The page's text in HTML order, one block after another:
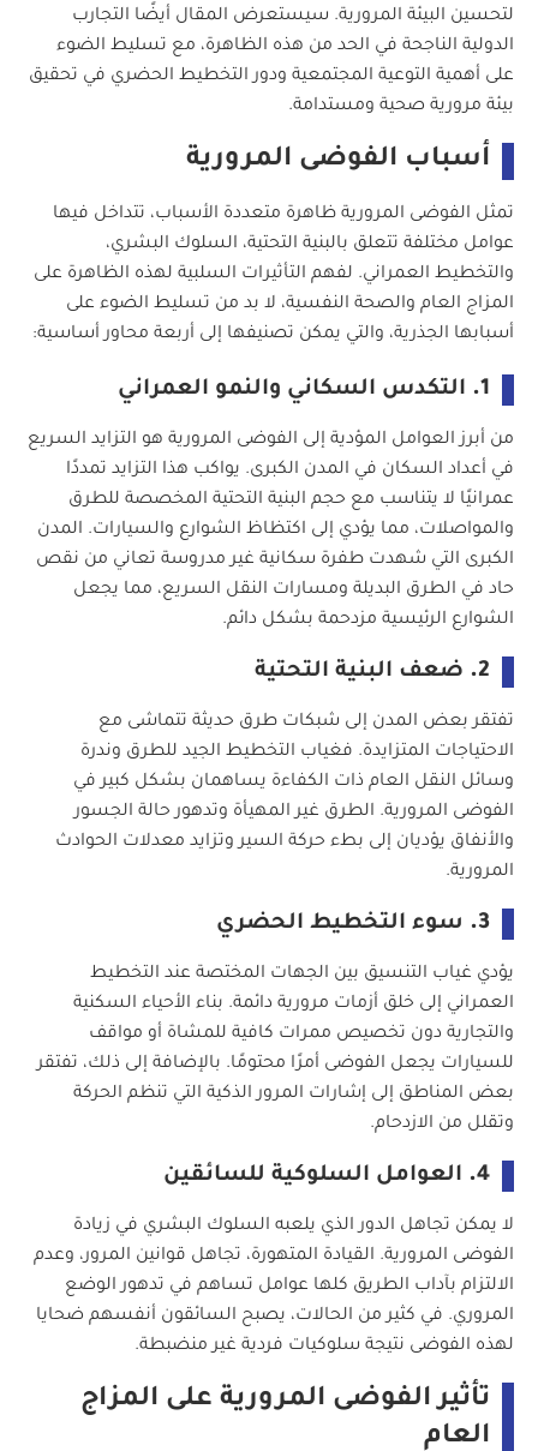
لتحسين البيئة المرورية. سيستعرض المقال أيضًا التجارب
الدولية الناجحة في الحد من هذه الظاهرة، مع تسليط الضوء
على أهمية التوعية المجتمعية ودور التخطيط الحضري في تحقيق
بيئة مرورية صحية ومستدامة.
أسباب الفوضى المرورية
تمثل الفوضى المرورية ظاهرة متعددة الأسباب، تتداخل فيها
عوامل مختلفة تتعلق بالبنية التحتية، السلوك البشري،
والتخطيط العمراني. لفهم التأثيرات السلبية لهذه الظاهرة على
المزاج العام والصحة النفسية، لا بد من تسليط الضوء على
أسبابها الجذرية، والتي يمكن تصنيفها إلى أربعة محاور أساسية:
1. التكدس السكاني والنمو العمراني
من أبرز العوامل المؤدية إلى الفوضى المرورية هو التزايد السريع
في أعداد السكان في المدن الكبرى. يواكب هذا التزايد تمددًا
عمرانيًا لا يتناسب مع حجم البنية التحتية المخصصة للطرق
والمواصلات، مما يؤدي إلى اكتظاظ الشوارع والسيارات. المدن
الكبرى التي شهدت طفرة سكانية غير مدروسة تعاني من نقص
حاد في الطرق البديلة ومسارات النقل السريع، مما يجعل
الشوارع الرئيسية مزدحمة بشكل دائم.
2. ضعف البنية التحتية
تفتقر بعض المدن إلى شبكات طرق حديثة تتماشى مع
الاحتياجات المتزايدة. فغياب التخطيط الجيد للطرق وندرة
وسائل النقل العام ذات الكفاءة يساهمان بشكل كبير في
الفوضى المرورية. الطرق غير المهيأة وتدهور حالة الجسور
والأنفاق يؤديان إلى بطء حركة السير وتزايد معدلات الحوادث
المرورية.
3. سوء التخطيط الحضري
يؤدي غياب التنسيق بين الجهات المختصة عند التخطيط
العمراني إلى خلق أزمات مرورية دائمة. بناء الأحياء السكنية
والتجارية دون تخصيص ممرات كافية للمشاة أو مواقف
للسيارات يجعل الفوضى أمرًا محتومًا. بالإضافة إلى ذلك، تفتقر
بعض المناطق إلى إشارات المرور الذكية التي تنظم الحركة
وتقلل من الازدحام.
4. العوامل السلوكية للسائقين
لا يمكن تجاهل الدور الذي يلعبه السلوك البشري في زيادة
الفوضى المرورية. القيادة المتهورة، تجاهل قوانين المرور، وعدم
الالتزام بآداب الطريق كلها عوامل تساهم في تدهور الوضع
المروري. في كثير من الحالات، يصبح السائقون أنفسهم ضحايا
لهذه الفوضى نتيجة سلوكيات فردية غير منضبطة.
تأثير الفوضى المرورية على المزاج
العام